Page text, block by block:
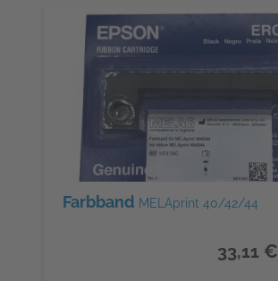
Farbband MELAprint 40/42/44
33,11 €